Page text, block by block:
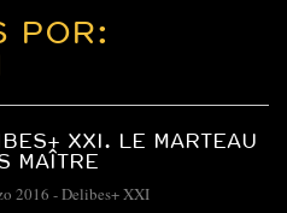
POR:
XXI. LE MARTEAU
MAÎTRE
2016 -Delibes+ XXI